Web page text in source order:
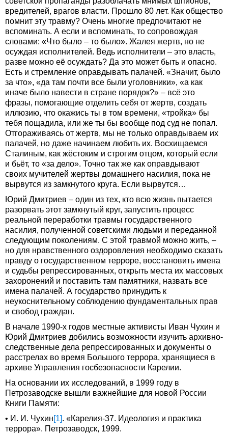
вредителей, врагов власти. Прошло 80 лет. Как общество
помнит эту травму? Очень многие предпочитают не
вспоминать. А если и вспоминать, то сопровождая
словами: «Что было – то было». Жалея жертв, но не
осуждая исполнителей. Ведь исполнители – это власть,
разве можно её осуждать? Да это может быть и опасно.
Есть и стремление оправдывать палачей. «Значит, было
за что», «да там почти все были уголовники», «а как
иначе было навести в стране порядок?» – всё это
фразы, помогающие отделить себя от жертв, создать
иллюзию, что окажись ты в том времени, «тройка» бы
тебя пощадила, или же ты бы вообще под суд не попал.
Отгораживаясь от жертв, мы не только оправдываем их
палачей, но даже начинаем любить их. Восхищаемся
Сталиным, как жёстоким и строгим отцом, который если
и бьёт, то «за дело». Точно так же как оправдывают
своих мучителей жертвы домашнего насилия, пока не
вырвутся из замкнутого круга. Если вырвутся…
Юрий Дмитриев – один из тех, кто всю жизнь пытается
разорвать этот замкнутый круг, запустить процесс
реальной переработки травмы государственного
насилия, полученной советскими людьми и переданной
следующим поколениям. С этой травмой можно жить, –
но для нравственного оздоровления необходимо сказать
правду о государственном терроре, восстановить имена
и судьбы репрессированных, открыть места их массовых
захоронений и поставить там памятники, назвать все
имена палачей. А государство принудить к
неукоснительному соблюдению фундаментальных прав
и свобод граждан.
В начале 1990-х годов местные активисты Иван Чухин и
Юрий Дмитриев добились возможности изучить архивно-
следственные дела репрессированных и документы о
расстрелах во время Большого террора, хранящиеся в
архиве Управления госбезопасности Карелии.
На основании их исследований, в 1999 году в
Петрозаводске вышли важнейшие для новой России
Книги Памяти:
• И. И. Чухин[1]. «Карелия-37. Идеология и практика
террора». Петрозаводск, 1999.